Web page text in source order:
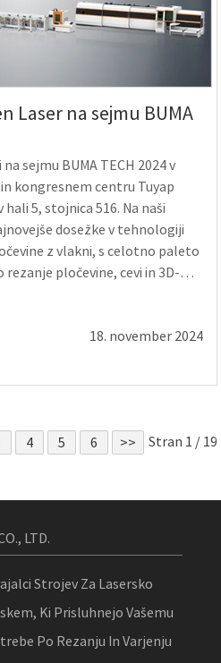
Laser na sejmu BUMA
sejmu BUMA TECH 2024 v
kongresnem centru Tuyap
hali 5, stojnica 516. Na naši
dosežke v tehnologiji
z vlakni, s celotno paleto
pločevine, cevi in ​​3D-
...
18. november 2024
4 5 6 >> Stran 1 / 19
LTD.
Strojev Za Lasersko
Ki Prisluhnejo Vašemu
Po Rezanju In Varjenju